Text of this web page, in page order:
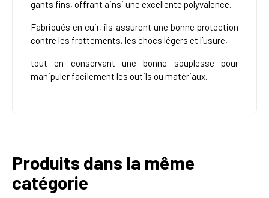
gants fins, offrant ainsi une excellente polyvalence.
Fabriqués en cuir, ils assurent une bonne protection
contre les frottements, les chocs légers et l’usure,
tout en conservant une bonne souplesse pour
manipuler facilement les outils ou matériaux.
Produits dans la même
catégorie